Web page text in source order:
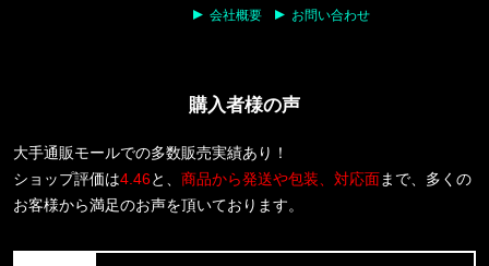
会社概要
お問い合わせ
福岡県のお客様ご注文ありがとうございます。
福岡県のお客様ご注文ありがとうございます。
COTTON STRETCH 3PK TRUNK
福岡県のお客様ご注文ありがとうございます。
CALVIN KLEIN/カルバンクライン
購入者様の声
大手通販モールでの多数販売実績あり！
ショップ評価は4.46と、 商品から発送や包装、対応面まで、多くの
お客様から満足のお声を頂いております。